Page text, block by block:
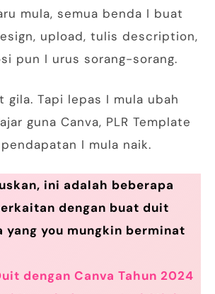
mula, semua benda I buat
upload, tulis description,
pun I urus sorang-sorang.
gila. Tapi lepas I mula ubah
guna Canva, PLR Template
I mula naik.
ini adalah beberapa
dengan buat duit
yang you mungkin berminat
dengan Canva Tahun 2024